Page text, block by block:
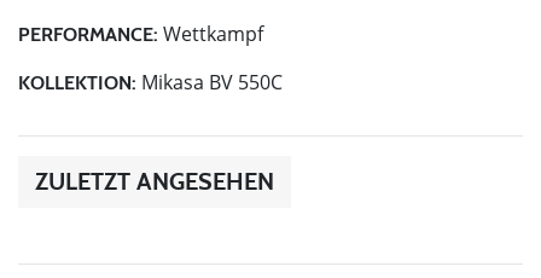
PERFORMANCE: Wettkampf
KOLLEKTION: Mikasa BV 550C
ZULETZT ANGESEHEN